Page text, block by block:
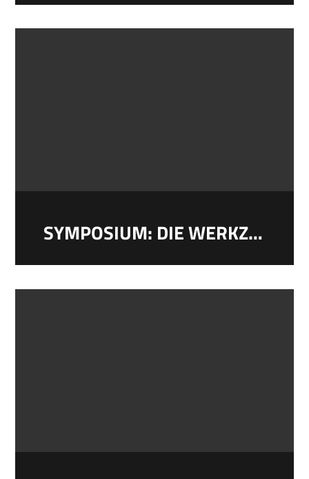
SYMPOSIUM: DIE WERKZEUGE DES SCHREIBENS UND DER LITERATUR